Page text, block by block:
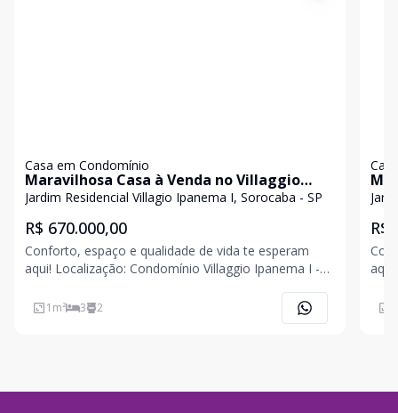
Casa em Condomínio
Maravilhosa Casa à Venda no Villaggio
Ipanema I - R$ 670 mil
Jardim Residencial Villagio Ipanema I, Sorocaba - SP
R$ 670.000,00
Conforto, espaço e qualidade de vida te esperam
aqui! Localização: Condomínio Villaggio Ipanema I -
social Sala de estar e jantar integradas com cozinha
1 m² 3 2
R$
aqui! Localização: Condomínio Villaggio